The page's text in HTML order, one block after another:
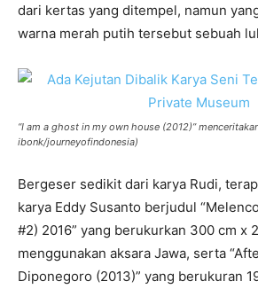
dari kertas yang ditempel, namun
warna merah putih tersebut sebuah
“I am a ghost in my own house (2012)”
ibonk/journeyofindonesia)
Bergeser sedikit dari karya Rudi,
karya Eddy Susanto berjudul
#2) 2016” yang berukurkan 300 cm x
menggunakan aksara Jawa, serta
Diponegoro (2013)” yang berukuran